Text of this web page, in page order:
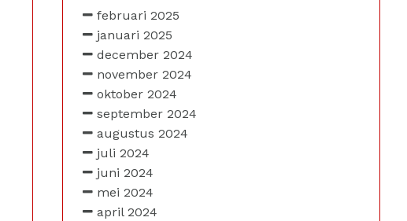
februari 2025
januari 2025
december 2024
november 2024
oktober 2024
september 2024
augustus 2024
juli 2024
juni 2024
mei 2024
april 2024